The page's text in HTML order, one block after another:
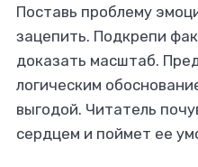
Поставь проблему
зацепить. Подкрепи
доказать масштаб.
логическим
выгодой. Читатель
сердцем и поймет ее